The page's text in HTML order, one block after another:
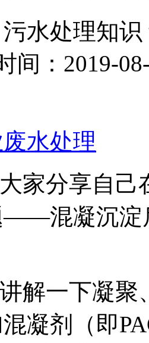
水处理知识
间：2019-
水处理
家分享自己
——混凝沉淀
解一下凝
凝剂（即